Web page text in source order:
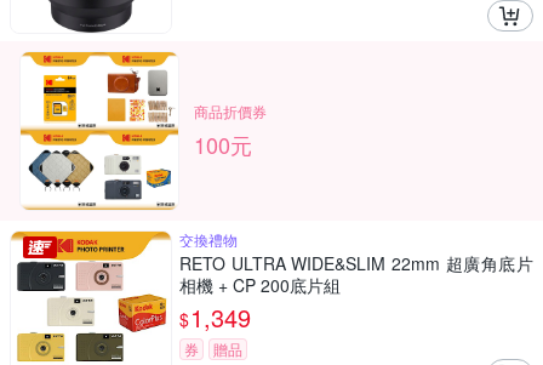
商品折價券
100元
交換禮物
RETO ULTRA WIDE&SLIM 22mm 超廣角底片
相機 + CP 200底片組
$1,349
券 贈品